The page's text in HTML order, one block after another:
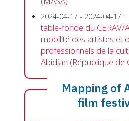
2024-04-17 - 2024-04-17 :
table-ronde du CERAV/
mobilité des artistes et
professionnels de la
Abidjan (République de
Mapping of
film